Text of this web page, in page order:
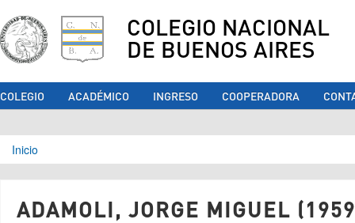
COLEGIO NACIONAL
DE BUENOS AIRES
COLEGIO ACADÉMICO INGRESO COOPERADORA
Se encuentra usted aquí
Inicio
ADAMOLI, JORGE MIGUEL